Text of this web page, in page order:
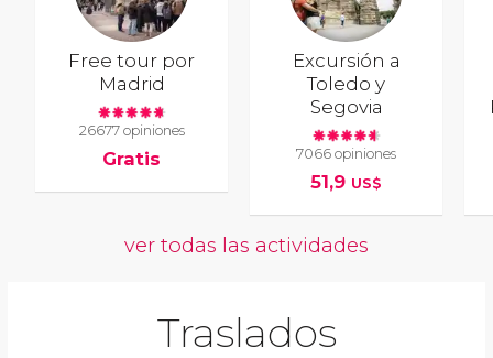
Free tour por
Madrid
26677 opiniones
Gratis
Excursión a
Toledo y
Segovia
7066 opiniones
51,9 US$
ver todas las actividades
Traslados